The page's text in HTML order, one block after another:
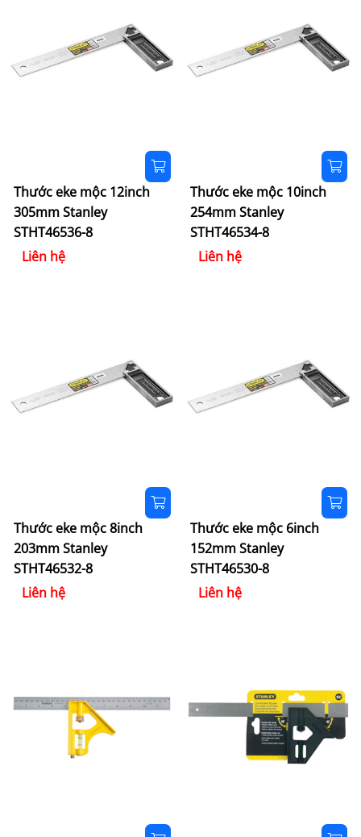
Thước eke mộc 12inch
305mm Stanley
STHT46536-8
Liên hệ
Thước eke mộc 10inch
254mm Stanley
STHT46534-8
Liên hệ
Thước eke mộc 8inch
203mm Stanley
STHT46532-8
Liên hệ
Thước eke mộc 6inch
152mm Stanley
STHT46530-8
Liên hệ